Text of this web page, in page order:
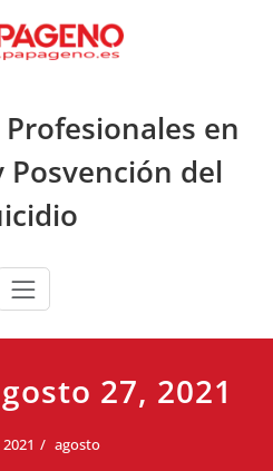
en
Posvención del
27, 2021
2021 agosto